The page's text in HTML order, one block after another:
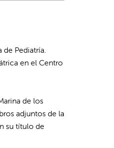
de Pediatría.
en el Centro
de los
adjuntos de la
su título de